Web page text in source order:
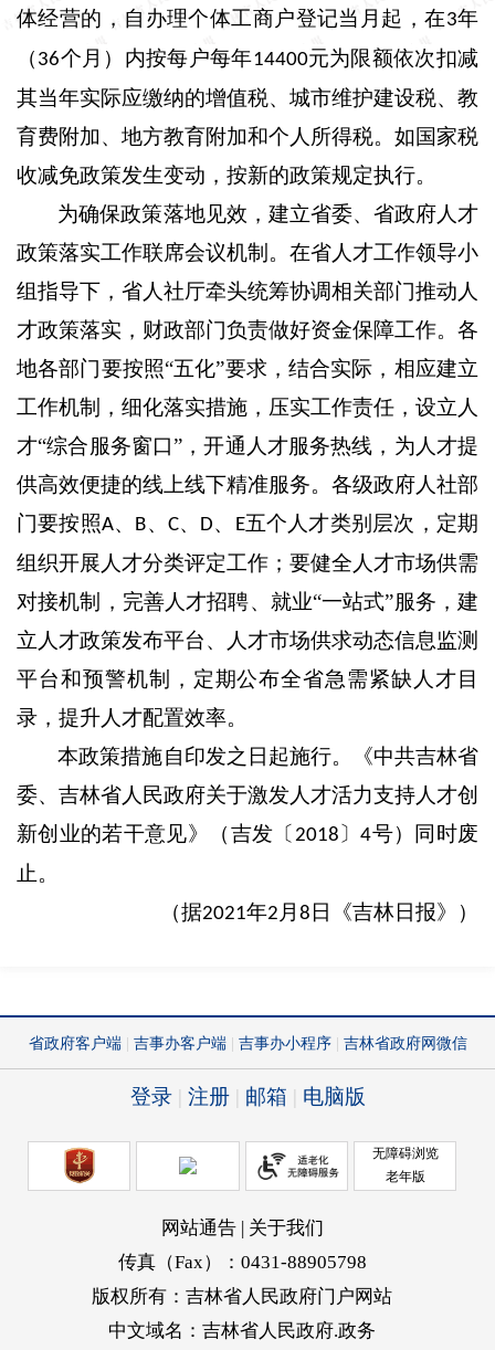
体经营的，自办理个体工商户登记当月起，在3年
（ 36个月）内按每户每年14400元为限额依次扣减
其当年实际应缴纳的增值税、城市维护建设税、教
育费附加、地方教育附加和个人所得税。如国家税
收减免政策发生变动，按新的政策规定执行。
为确保政策落地见效，建立省委、省政府人才
政策落实工作联席会议机制。在省人才工作领导小
组指导下，省人社厅牵头统筹协调相关部门推动人
才政策落实，财政部门负责做好资金保障工作。各
地各部门要按照“五化”要求，结合实际，相应建立
工作机制，细化落实措施，压实工作责任，设立人
才“综合服务窗口”，开通人才服务热线，为人才提
供高效便捷的线上线下精准服务。各级政府人社部
门要按照A、 B、 C、 D、 E五个人才类别层次，定期
组织开展人才分类评定工作；要健全人才市场供需
对接机制，完善人才招聘、就业“一站式”服务，建
立人才政策发布平台、人才市场供求动态信息监测
平台和预警机制，定期公布全省急需紧缺人才目
录，提升人才配置效率。
本政策措施自印发之日起施行。《中共吉林省
委、吉林省人民政府关于激发人才活力支持人才创
新创业的若干意见》（吉发〔2018〕4号）同时废
止。
（据2021年2 月 8 日《吉林日报》）